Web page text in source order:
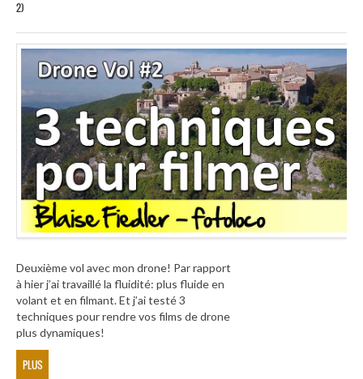
2)
Deuxième vol avec mon drone! Par rapport
à hier j’ai travaillé la fluidité: plus fluide en
volant et en filmant. Et j’ai testé 3
techniques pour rendre vos films de drone
plus dynamiques!
PLUS